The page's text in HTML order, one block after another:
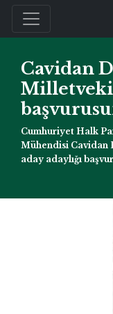
Cavidan
Cumhuriyet Halk
Mühendisi Cavidan
aday adaylığı